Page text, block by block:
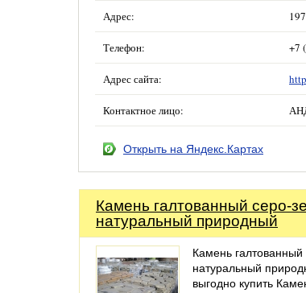
Адрес:
Телефон: +7
Адрес сайта:
Контактное лицо:
Открыть на Яндекс.Картах
Камень галтованный серо-
натуральный природный
Камень
натуральный
выгодно купить